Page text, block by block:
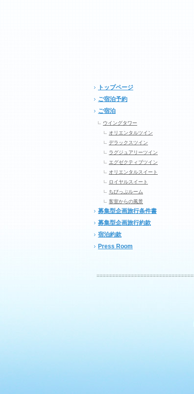
トップページ
ご宿泊予約
ご宿泊
ウイングタワー
オリエンタルツイン
デラックスツイン
ラグジュアリーツイン
エグゼクティブツイン
オリエンタルスイート
ロイヤルスイート
ちびっぷルーム
客室からの風景
募集型企画旅行条件書
募集型企画旅行約款
宿泊約款
Press Room